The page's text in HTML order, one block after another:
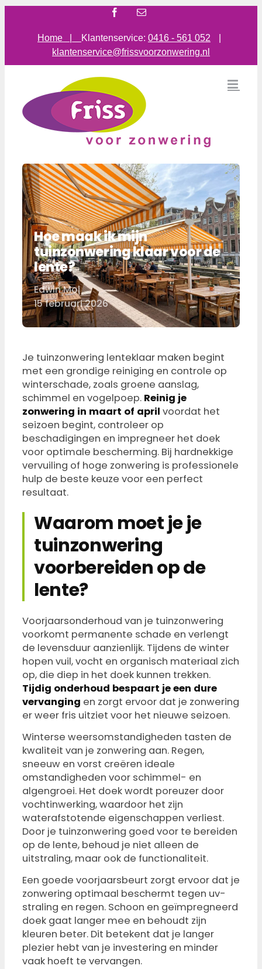
Facebook
E-
Home | Klantenservice: 0416 - 561 052
klantenservice@frissvoorzonwering.nl
Hoe maak ik mijn
tuinzonwering klaar voor de
lente?
Door
Edwin Mol
15 februari 2026
Je tuinzonwering lenteklaar maken begint
met een grondige reiniging en controle op
winterschade, zoals groene aanslag,
schimmel en vogelpoep. Reinig je
zonwering in maart of april voordat het
seizoen begint, controleer op
beschadigingen en impregneer het doek
voor optimale bescherming. Bij hardnekkige
vervuiling of hoge zonwering is professionele
hulp de beste keuze voor een perfect
resultaat.
Waarom moet je je
tuinzonwering
voorbereiden op de
lente?
Voorjaarsonderhoud van je tuinzonwering
voorkomt permanente schade en verlengt
de levensduur aanzienlijk. Tijdens de winter
hopen vuil, vocht en organisch materiaal zich
op, die diep in het doek kunnen trekken.
Tijdig onderhoud bespaart je een dure
vervanging en zorgt ervoor dat je zonwering
er weer fris uitziet voor het nieuwe seizoen.
Winterse weersomstandigheden tasten de
kwaliteit van je zonwering aan. Regen,
sneeuw en vorst creëren ideale
omstandigheden voor schimmel- en
algengroei. Het doek wordt poreuzer door
vochtinwerking, waardoor het zijn
waterafstotende eigenschappen verliest.
Door je tuinzonwering goed voor te bereiden
op de lente, behoud je niet alleen de
uitstraling, maar ook de functionaliteit.
Een goede voorjaarsbeurt zorgt ervoor dat je
zonwering optimaal beschermt tegen uv-
straling en regen. Schoon en geïmpregneerd
doek gaat langer mee en behoudt zijn
kleuren beter. Dit betekent dat je langer
plezier hebt van je investering en minder
vaak hoeft te vervangen.